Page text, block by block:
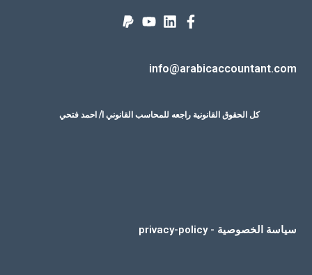
info@arabicaccountant.com
كل الحقوق القانونية راجعه للمحاسب القانوني ا/ احمد فتحي
سياسة الخصوصية - privacy-policy